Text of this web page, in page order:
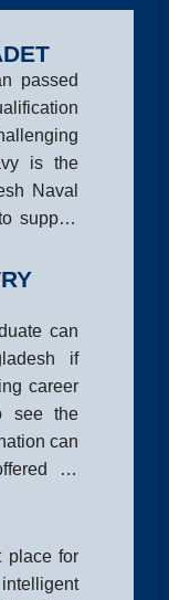
passed
is the
Naval
support
can
if
career
see the
can
by
you
place for